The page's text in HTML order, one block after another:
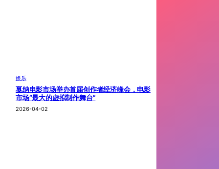
娱乐
戛纳电影市场举办首届创作者经济峰会，电影
市场“最大的虚拟制作舞台”
2026-04-02